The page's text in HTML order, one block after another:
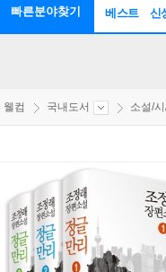
빠른분야찾기 베스트 신
웰컴 국내도서 소설/